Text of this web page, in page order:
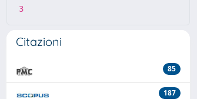
3
Citazioni
85
187